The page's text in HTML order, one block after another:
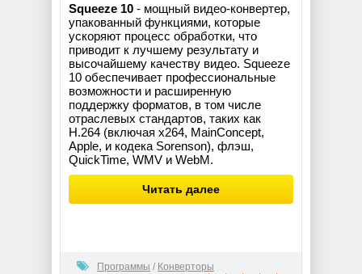
Squeeze 10 - мощный видео-конвертер,
упакованный функциями, которые
ускоряют процесс обработки, что
приводит к лучшему результату и
высочайшему качеству видео. Squeeze
10 обеспечивает профессиональные
возможности и расширенную
поддержку форматов, в том числе
отраслевых стандартов, таких как
H.264 (включая x264, MainConcept,
Apple, и кодека Sorenson), флэш,
QuickTime, WMV и WebM.
Читать далее
Программы / Конверторы